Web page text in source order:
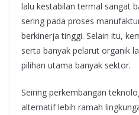
lalu kestabilan termal sangat
sering pada proses
berkinerja tinggi. Selain itu,
serta banyak pelarut organik
pilihan utama banyak sektor.
Seiring perkembangan
alternatif lebih ramah